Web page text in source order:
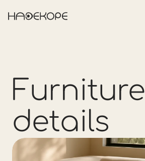
Furniture
details